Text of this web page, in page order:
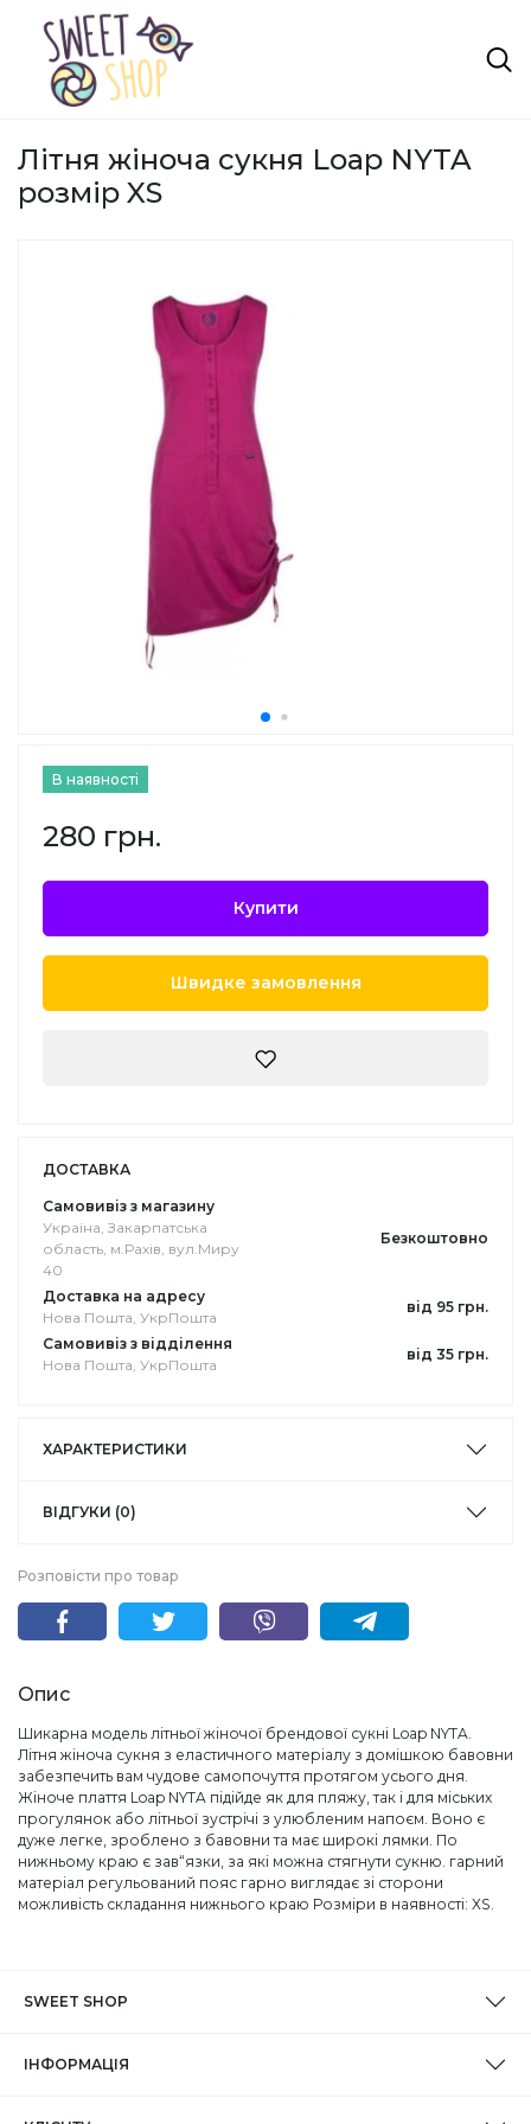
Літня жіноча сукня Loap NYTA
розмір XS
В наявності
280 грн.
Купити
Швидке замовлення
ДОСТАВКА
Самовивіз з магазину
Україна, Закарпатська
область, м.Рахів, вул.Миру
40
Безкоштовно
Доставка на адресу
Нова Пошта, УкрПошта
від 95 грн.
Самовивіз з відділення
Нова Пошта, УкрПошта
від 35 грн.
ХАРАКТЕРИСТИКИ
ВІДГУКИ (0)
Розповісти про товар
Опис
Шикарна модель літньої жіночої брендової сукні Loap NYTA.
Літня жіноча сукня з еластичного матеріалу з домішкою бавовни
забезпечить вам чудове самопочуття протягом усього дня.
Жіноче плаття Loap NYTA підійде як для пляжу, так і для міських
прогулянок або літньої зустрічі з улюбленим напоєм. Воно є
дуже легке, зроблено з бавовни та має широкі лямки. По
нижньому краю є зав“язки, за які можна стягнути сукню. гарний
матеріал регульований пояс гарно виглядає зі сторони
можливість складання нижнього краю Розміри в наявності: ХS.
SWEET SHOP
ІНФОРМАЦІЯ